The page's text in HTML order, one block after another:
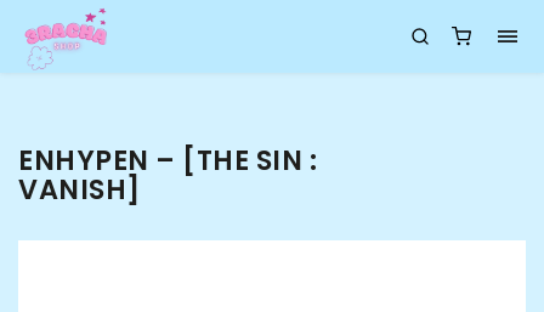
ENHYPEN – [THE SIN :
VANISH]